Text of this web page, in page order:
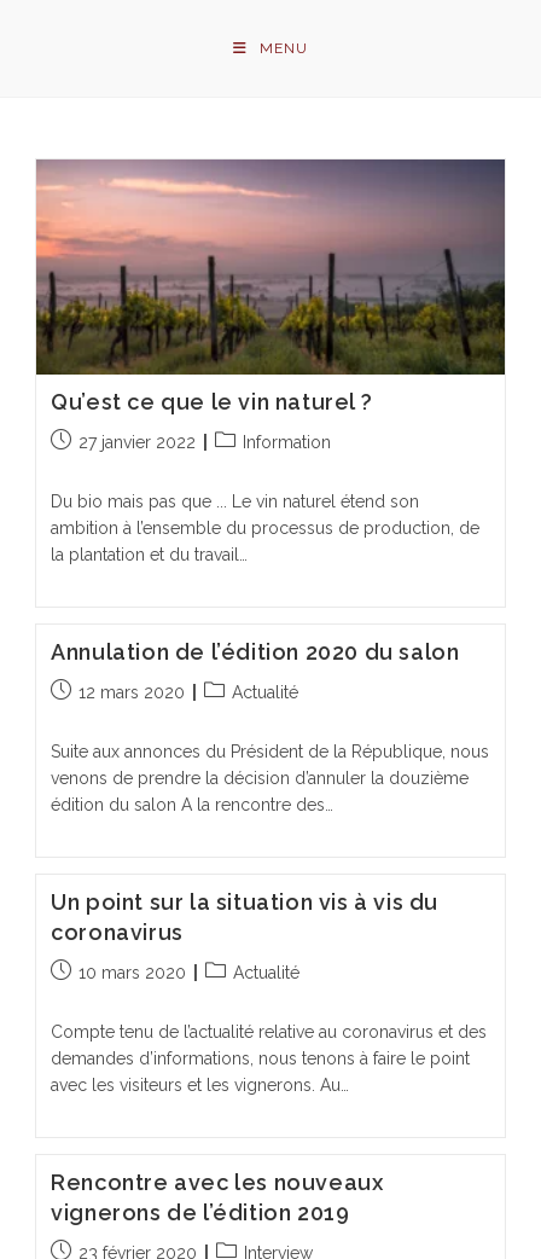
MENU
Qu’est ce que le vin naturel ?
Publication
27 janvier 2022
PostInformation
Du bio mais pas que ... Le vin naturel étend son
ambition à l’ensemble du processus de production, de
la plantation et du travail…
Annulation de l’édition 2020 du salon
Publication
12 mars 2020
PostActualité
Suite aux annonces du Président de la République, nous
venons de prendre la décision d’annuler la douzième
édition du salon A la rencontre des…
Un point sur la situation vis à vis du
coronavirus
Publication
10 mars 2020
PostActualité
Compte tenu de l’actualité relative au coronavirus et des
demandes d’informations, nous tenons à faire le point
avec les visiteurs et les vignerons. Au…
Rencontre avec les nouveaux
vignerons de l’édition 2019
Publication
23 février 2020
PostInterview